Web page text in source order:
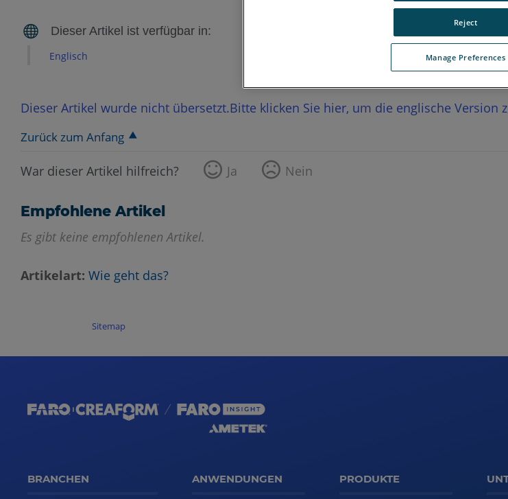
Englisch
Dieser Artikel wurde nicht übersetzt.Bitte klicken Sie hier, um die englische Version
Zurück zum Anfang
War dieser Artikel hilfreich? Ja Nein
Empfohlene Artikel
Es gibt keine empfohlenen Artikel.
Artikelart Wie geht das?
Sitemap
BRANCHEN ANWENDUNGEN PRODUKTE
Manage Preferences
Reject